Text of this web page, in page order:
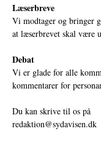
Læserbreve
Vi modtager og bringer
at læserbrevet skal være
Debat
Vi er glade for alle
kommentarer for
Du kan skrive til os på
redaktion@sydavisen.dk